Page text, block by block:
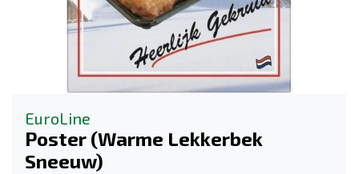
EuroLine
Poster (Warme Lekkerbek
Sneeuw)